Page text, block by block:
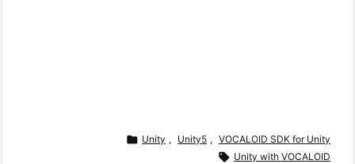
 Unity , Unity5 , VOCALOID SDK for Unity
 Unity with VOCALOID